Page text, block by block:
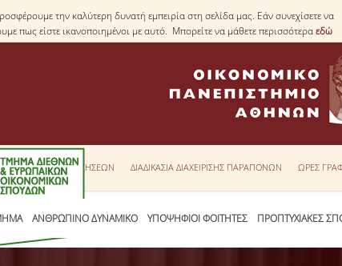
την καλύτερη δυνατή εμπειρία στη σελίδα μας. Εάν συνεχίσετε να
πως είστε ικανοποιημένοι με αυτό. Μπορείτε να μάθετε περισσότεραεδώ
ΕΝΤΥΠΑ ΑΙΤΗΣΕΩΝ ΔΙΑΔΙΚΑΣΙΑ ΔΙΑΧΕΙΡΙΣΗΣ ΠΑΡΑΠΟΝΩΝ ΩΡΕΣ
ΑΝΘΡΩΠΙΝΟ ΔΥΝΑΜΙΚΟ ΥΠΟΨΗΦΙΟΙ ΦΟΙΤΗΤΕΣ ΠΡΟΠΤΥΧΙΑΚΕΣ